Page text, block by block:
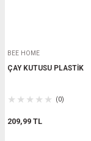
BEE HOME
ÇAY KUTUSU PLASTİK
(0)
209,99 TL